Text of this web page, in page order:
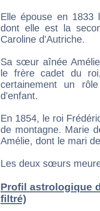
Elle épouse en 1833
dont elle est la
Caroline d'Autriche.
Sa sœur aînée
le frère cadet du
certainement un
d'enfant.
En 1854, le roi
de montagne. Marie
Amélie, dont le mari
Les deux sœurs
Profil astrologique
filtré)